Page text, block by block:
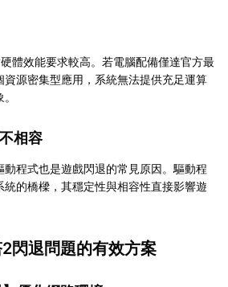
體效能要求較高。若電腦配備僅達官方最
源密集型應用，系統無法提供充足運算
相容
程式也是遊戲閃退的常見原因。驅動程
的橋樑，其穩定性與相容性直接影響遊
閃退問題的有效方案